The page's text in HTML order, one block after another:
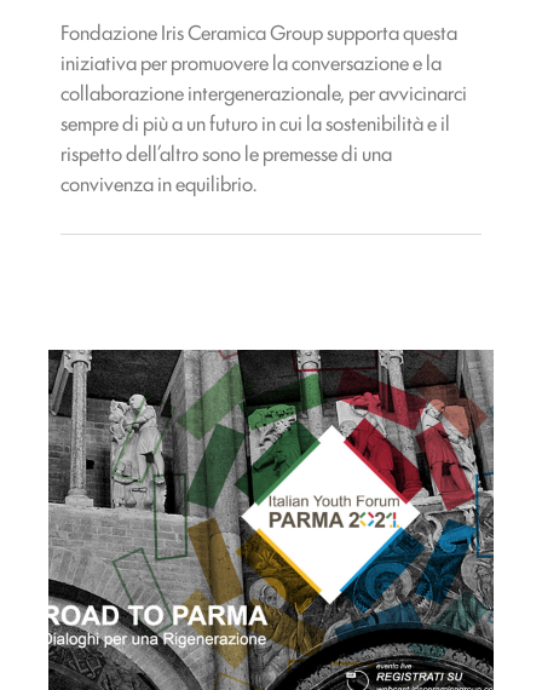
Fondazione Iris Ceramica Group supporta questa
iniziativa per promuovere la conversazione e la
collaborazione intergenerazionale, per avvicinarci
sempre di più a un futuro in cui la sostenibilità e il
rispetto dell’altro sono le premesse di una
convivenza in equilibrio.